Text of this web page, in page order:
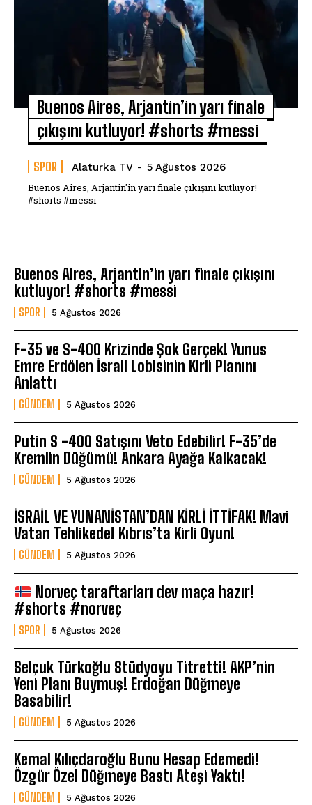
Buenos Aires, Arjantin’in yarı finale
çıkışını kutluyor! #shorts #messi
SPOR Alaturka TV - 5 Ağustos 2026
Buenos Aires, Arjantin'in yarı finale çıkışını kutluyor!
#shorts #messi
Buenos Aires, Arjantin’in yarı finale çıkışını
kutluyor! #shorts #messi
SPOR 5 Ağustos 2026
F-35 ve S-400 Krizinde Şok Gerçek! Yunus
Emre Erdölen İsrail Lobisinin Kirli Planını
Anlattı
GÜNDEM 5 Ağustos 2026
Putin S -400 Satışını Veto Edebilir! F-35’de
Kremlin Düğümü! Ankara Ayağa Kalkacak!
GÜNDEM 5 Ağustos 2026
İSRAİL VE YUNANİSTAN’DAN KİRLİ İTTİFAK! Mavi
Vatan Tehlikede! Kıbrıs’ta Kirli Oyun!
GÜNDEM 5 Ağustos 2026
Norveç taraftarları dev maça hazır!
#shorts #norveç
SPOR 5 Ağustos 2026
Selçuk Türkoğlu Stüdyoyu Titretti! AKP’nin
Yeni Planı Buymuş! Erdoğan Düğmeye
Basabilir!
GÜNDEM 5 Ağustos 2026
Kemal Kılıçdaroğlu Bunu Hesap Edemedi!
Özgür Özel Düğmeye Bastı Ateşi Yaktı!
GÜNDEM 5 Ağustos 2026